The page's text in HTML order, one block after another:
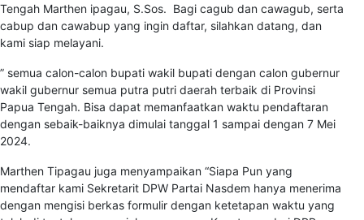
Tengah Marthen ipagau, S.Sos. Bagi cagub dan cawagub, serta
cabup dan cawabup yang ingin daftar, silahkan datang, dan
kami siap melayani.
” semua calon-calon bupati wakil bupati dengan calon gubernur
wakil gubernur semua putra putri daerah terbaik di Provinsi
Papua Tengah. Bisa dapat memanfaatkan waktu pendaftaran
dengan sebaik-baiknya dimulai tanggal 1 sampai dengan 7 Mei
2024.
Marthen Tipagau juga menyampaikan “Siapa Pun yang
mendaftar kami Sekretarit DPW Partai Nasdem hanya menerima
dengan mengisi berkas formulir dengan ketetapan waktu yang